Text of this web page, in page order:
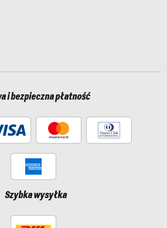
i bezpieczna płatność
Szybka wysyłka